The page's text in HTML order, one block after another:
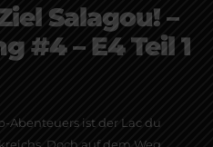
Salagou! –
#4 – E4 Teil 1
Abenteuers ist der Lac du
Doch auf dem Weg